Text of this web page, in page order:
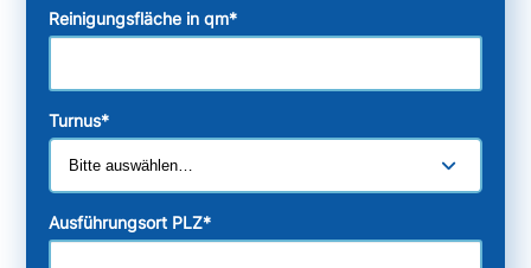
Reinigungsfläche in qm*
Turnus*
Ausführungsort PLZ*